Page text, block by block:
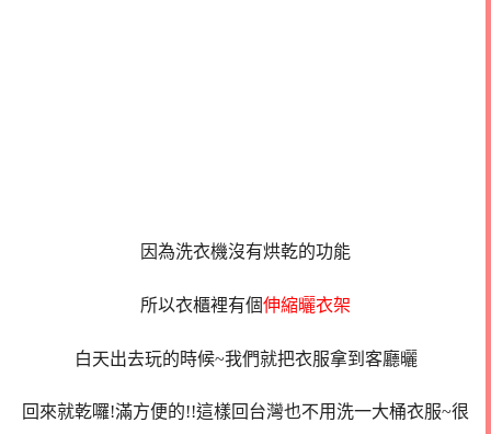
因為洗衣機沒有烘乾的功能
所以衣櫃裡有個伸縮曬衣架
白天出去玩的時候~我們就把衣服拿到客廳曬
回來就乾囉!滿方便的!!這樣回台灣也不用洗一大桶衣服~很